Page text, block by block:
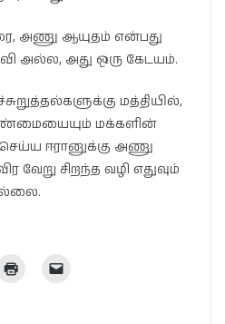
அணு ஆயுதம் என்பது
அல்ல, அது ஒரு கேடயம்.
மத்தியில்,
மக்களின்
செய்ய ஈரானுக்கு அணு
வேறு சிறந்த வழி எதுவும்